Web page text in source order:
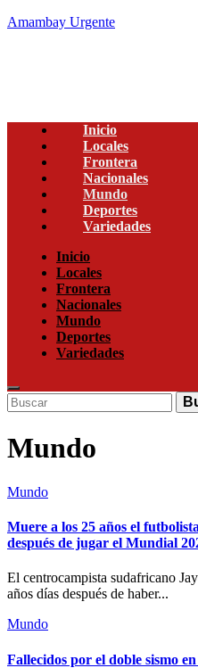
Amambay Urgente
Inicio
Locales
Frontera
Nacionales
Mundo
Deportes
Variedades
Menu
Inicio
Locales
Frontera
Nacionales
Mundo
Deportes
Variedades
Enter
Keyword
Search
for:
Mundo
Mundo
Muere a los 25 años el
después de jugar el Mundial
El centrocampista sudafricano Jayden Adams ha muerto a los 25
años días después de haber...
Mundo
Fallecidos por el doble sismo